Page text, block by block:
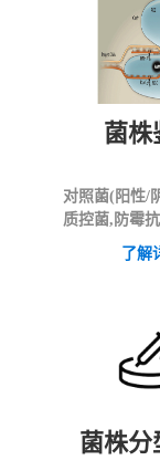
菌株
对照菌(阳性/
质控菌,防霉
了解
菌株分